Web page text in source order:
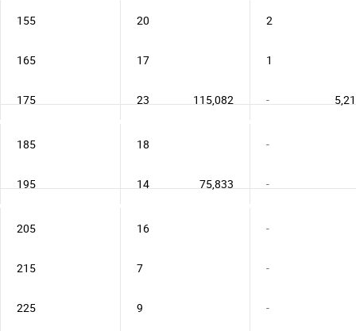
155 20 2
165 17 1
175 23 -
115,082
185 18 -
195 14 -
75,833
205 16 -
215 7 -
225 9 -